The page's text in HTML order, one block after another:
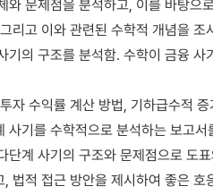
와 문제점을 분석하고, 이를 바탕으
리고 이와 관련된 수학적 개념을
기의 구조를 분석함. 수학이 금융
자 수익률 계산 방법, 기하급수적
사기를 수학적으로 분석하는 보고서
단계 사기의 구조와 문제점으로 도
법적 접근 방안을 제시하여 좋은 호